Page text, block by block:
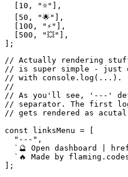
// 'plausibleIconWhite'
// for the base64-image.
const stepIcons = [
[0,
  [5, "💫"],
  [10, "⭐️"],
  [50, "🌟"],
  [100, "⚡️"],
  [500, "💥"],
// Actually rendering
// with console.log(...).
// As you'll see, '---'
// separator. The first
// gets rendered as acutal